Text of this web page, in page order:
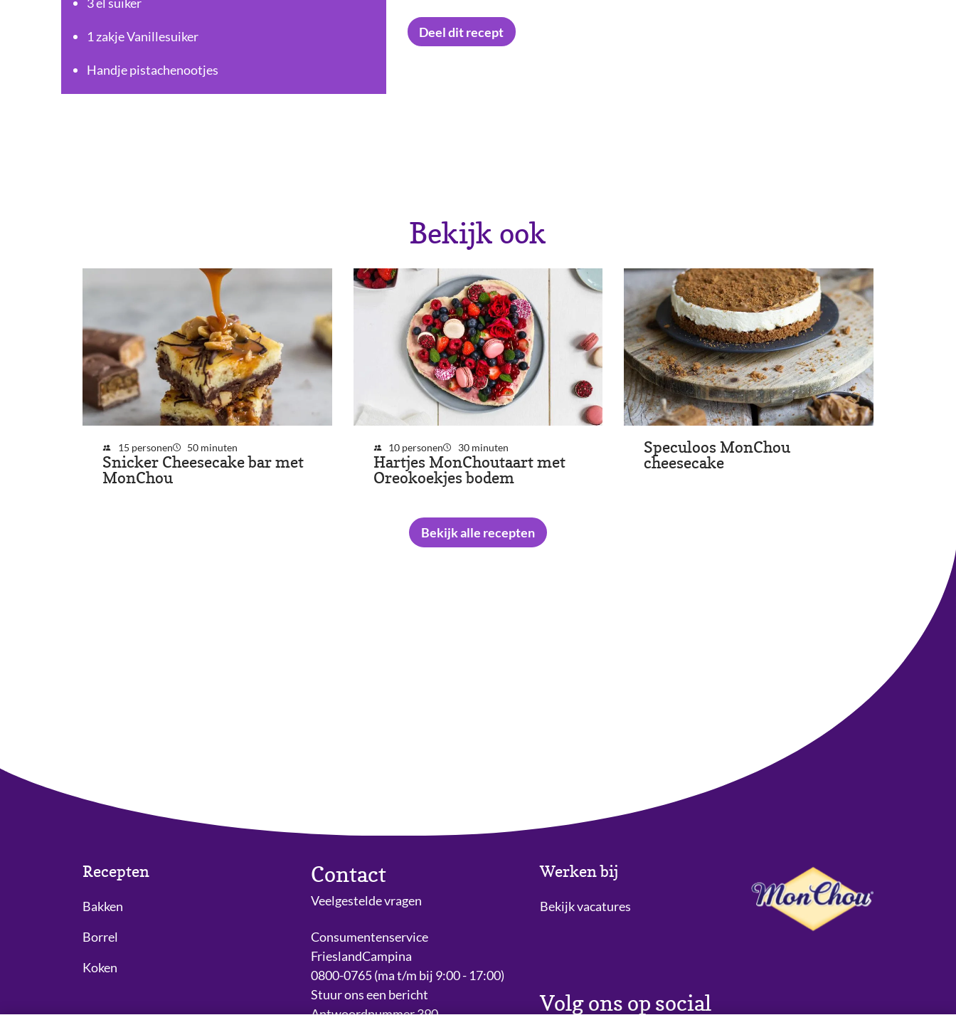
1 zakje Vanillesuiker
Handje pistachenootjes
Deel dit recept
Bekijk ook
15 personen 50 minuten
Snicker Cheesecake bar met
MonChou
10 personen 30 minuten
Hartjes MonChoutaart met
Oreokoekjes bodem
Speculoos MonChou
cheesecake
Bekijk alle recepten
Recepten
Bakken
Borrel
Koken
Contact
Veelgestelde vragen
Consumentenservice
FrieslandCampina
0800-0765 (ma t/m bij 9:00 - 17:00)
Stuur ons een bericht
Antwoordnummer 390
Werken bij
Bekijk vacatures
Volg ons op social